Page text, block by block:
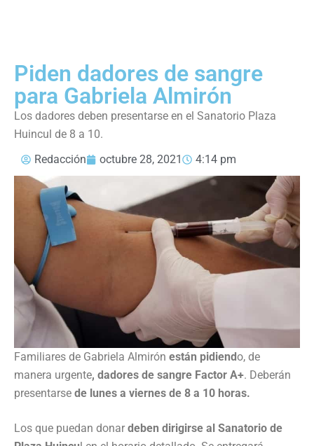
Piden dadores de sangre
para Gabriela Almirón
Los dadores deben presentarse en el Sanatorio Plaza
Huincul de 8 a 10.
Redacción
octubre 28, 2021 4:14 pm
Familiares de Gabriela Almirón están pidiendo, de
manera urgente, dadores de sangre Factor A+. Deberán
presentarse de lunes a viernes de 8 a 10 horas.
Los que puedan donar deben dirigirse al Sanatorio de